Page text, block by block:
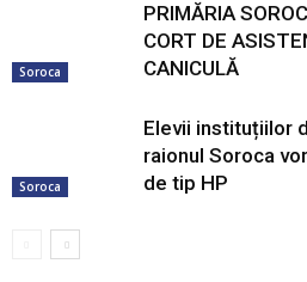
Soroca
PRIMĂRIA
CORT DE
CANICULĂ
Soroca
Elevii instituțiilor
raionul Soroca
de tip HP